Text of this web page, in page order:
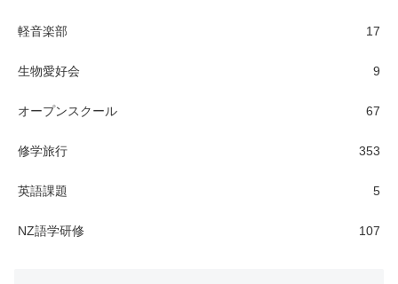
軽音楽部 17
生物愛好会 9
オープンスクール 67
修学旅行 353
英語課題 5
NZ語学研修 107